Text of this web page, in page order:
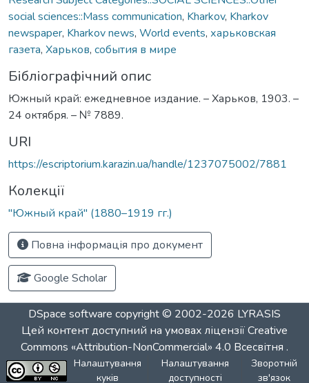
social sciences::Mass communication, Kharkov, Kharkov
newspaper, Kharkov news, World events, харьковская
газета, Харьков, события в мире
Бібліографічний опис
Южный край: ежедневное издание. – Харьков, 1903. –
24 октября. – № 7889.
URI
https://escriptorium.karazin.ua/handle/1237075002/7881
Колекції
"Южный край" (1880–1919 гг.)
Повна інформація про документ
Google Scholar
DSpace software copyright © 2002-2026 LYRASIS
Цей контент доступний на умовах ліцензіїCreative
Commons «Attribution-NonCommercial» 4.0 Всесвітня .
Налаштування
куків
Налаштування
доступності
Зворотній
зв'язок